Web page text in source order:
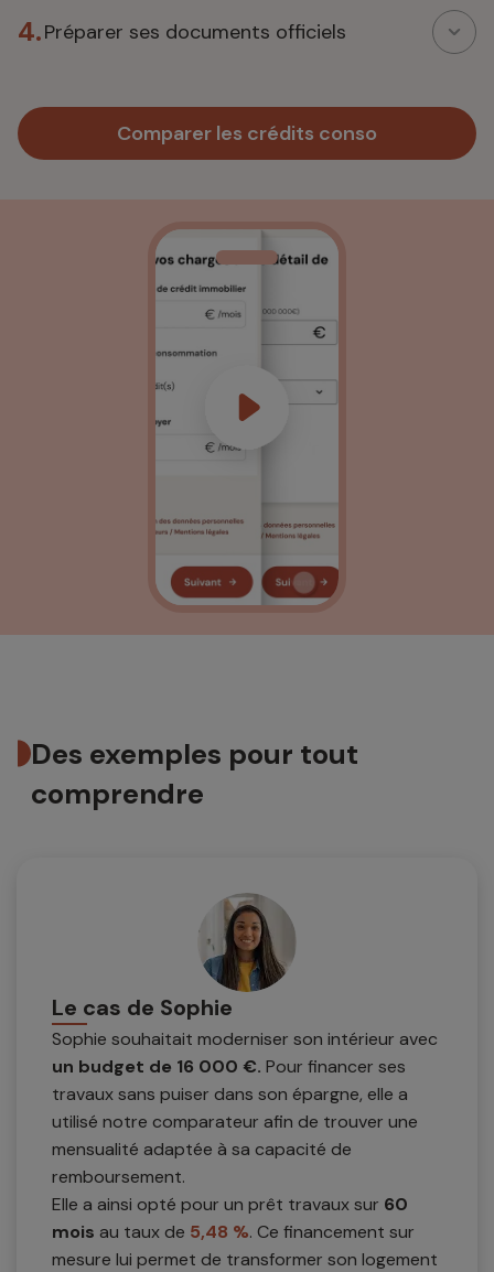
4.Préparer ses documents officiels
Comparer les crédits conso
Des exemples pour tout
comprendre
Le cas de Sophie
Sophie souhaitait moderniser son intérieur avec
un budget de 16 000 €. Pour financer ses
travaux sans puiser dans son épargne, elle a
utilisé notre comparateur afin de trouver une
mensualité adaptée à sa capacité de
remboursement.
Elle a ainsi opté pour un prêt travaux sur 60
mois au taux de 5,48 %. Ce financement sur
mesure lui permet de transformer son logement